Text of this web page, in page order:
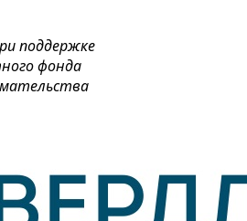
поддержке
фонда